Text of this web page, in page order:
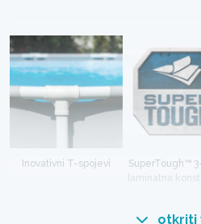
Inovativni T-spojevi
SuperTough™
laminatna
otkriti